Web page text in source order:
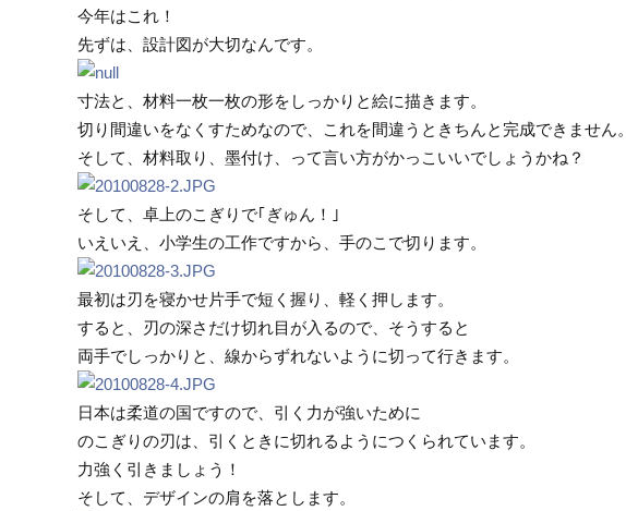
今年はこれ！
先ずは、設計図が大切なんです。
寸法と、材料一枚一枚の形をしっかりと絵に描きます。
切り間違いをなくすためなので、これを間違うときちんと完成できません。
そして、材料取り、墨付け、って言い方がかっこいいでしょうかね？
そして、卓上のこぎりで｢ぎゅん！｣
いえいえ、小学生の工作ですから、手のこで切ります。
最初は刃を寝かせ片手で短く握り、軽く押します。
すると、刃の深さだけ切れ目が入るので、そうすると
両手でしっかりと、線からずれないように切って行きます。
日本は柔道の国ですので、引く力が強いために
のこぎりの刃は、引くときに切れるようにつくられています。
力強く引きましょう！
そして、デザインの肩を落とします。